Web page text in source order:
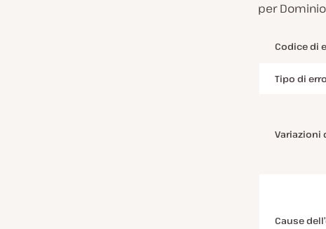
per
Codice di
Tipo di
Variazioni
Cause